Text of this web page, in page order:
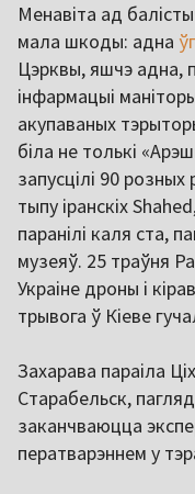
Менавіта ад
мала шкоды: адна
Цэрквы, яшчэ адна,
інфармацыі
акупаваных
біла не толькі
запусцілі 90
тыпу іранскіх
паранілі каля ста,
музеяў. 25 траўня
Украіне дроны і
трывога ў Кіеве
Захарава параіла
Старабельск,
заканчваюцца
ператварэннем у